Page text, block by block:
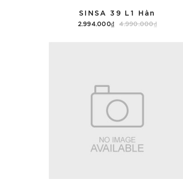
SINSA 39 L1 Hàn
2.994.000₫ 4.990.000₫